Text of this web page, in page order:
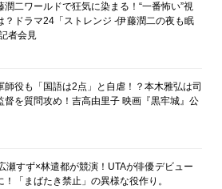
潤二ワールドで狂気に染まる！“一番怖い”視
？ドラマ24「ストレンジ -伊藤潤二の夜も眠
者会見
師役も「国語は2点」と自虐！？本木雅弘は司
督を質問攻め！吉高由里子 映画『黒牢城』公
瀬すず×林遣都が競演！UTAが俳優デビュー
「まばたき禁止」の異様な役作り。